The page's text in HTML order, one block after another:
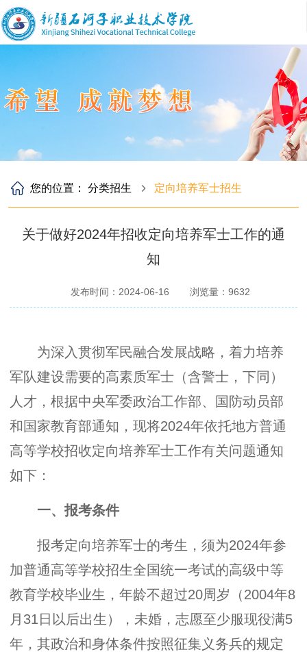
您的位置：分类招生 定向培养军士招生
关于做好2024年招收定向培养军士工作的通
知
发布时间：2024-06-16 浏览量： 9632
为深入贯彻军民融合发展战略，着力培养
军队建设需要的高素质军士（含警士，下同）
人才，根据中央军委政治工作部、国防动员部
和国家教育部通知，现将2024年依托地方普通
高等学校招收定向培养军士工作有关问题通知
如下：
一、报考条件
报考定向培养军士的考生，须为2024年参
加普通高等学校招生全国统一考试的高级中等
教育学校毕业生，年龄不超过20周岁（2004年8
月31日以后出生），未婚，志愿至少服现役满5
年，其政治和身体条件按照征集义务兵的规定